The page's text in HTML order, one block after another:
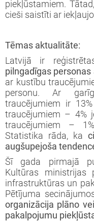
piekļūstamiem.
cieši saistīti ar
Tēmas aktualitāte:
Latvijā ir
pilngadīgas
ar kustību
personu. Ar
traucējumiem ir
traucējumiem – 4%
traucējumiem –
Statistika rāda, ka
augšupejoša
Šī gada pirmajā
Kultūras ministrijas
infrastruktūras un
Pētījuma
organizācija plāno
pakalpojumu